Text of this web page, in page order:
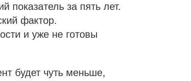
за пять лет.
фактор.
и уже не готовы
будет чуть меньше,